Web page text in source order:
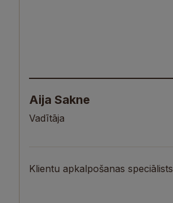
Aija Sakne
Vadītāja
Klientu apkalpošanas speciālists